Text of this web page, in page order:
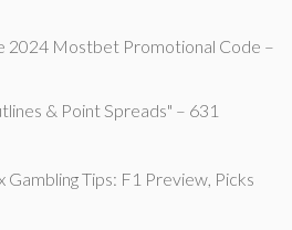
2024 Mostbet Promotional Code –
& Point Spreads" – 631
Tips: F1 Preview, Picks